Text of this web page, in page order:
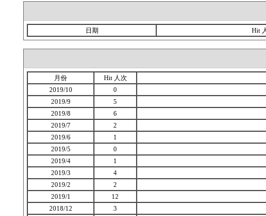
日期 Hit
月份
Hit 人次
2019/10
0
2019/9
5
2019/8
6
2019/7
2
2019/6
1
2019/5
0
2019/4
1
2019/3
4
2019/2
2
2019/1
12
2018/12
3